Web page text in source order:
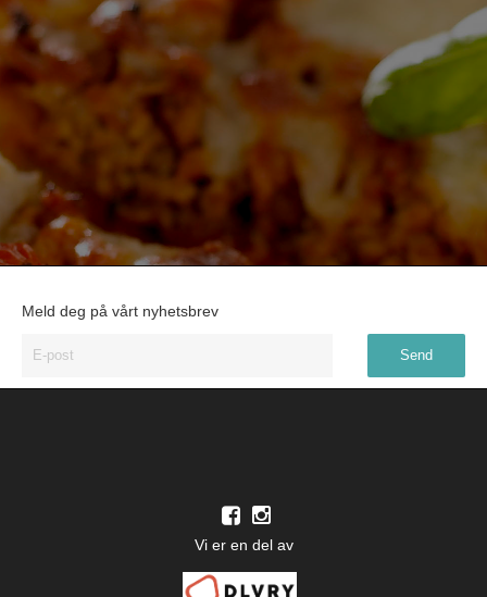
Meld deg på vårt nyhetsbrev
Vi er en del av